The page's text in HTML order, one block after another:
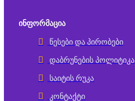
ᲘᲜᲤᲝᲠᲛᲐᲪᲘᲐ
წესები და პირობები
დაბრუნების პოლიტიკა
საიტის რუკა
კონტაქტი